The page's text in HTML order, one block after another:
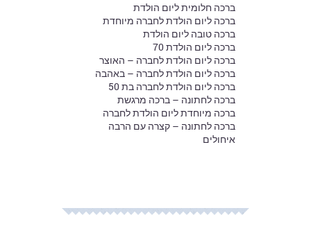
ברכה חלומית ליום הולדת
ברכה ליום הולדת לחברה מיוחדת
ברכה טובה ליום הולדת
ברכה ליום הולדת 70
ברכה ליום הולדת לחברה – האוצר
ברכה ליום הולדת לחברה – באהבה
ברכה ליום הולדת לחברה בת 50
ברכה לחתונה – ברכה מרגשת
ברכה מיוחדת ליום הולדת לחברה
ברכה לחתונה – קצרה עם הרבה
איחולים